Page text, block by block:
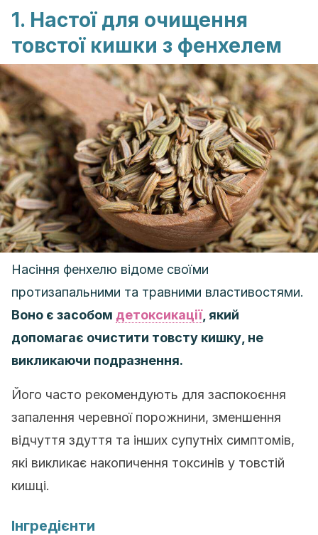
1. Настої для очищення
товстої кишки з фенхелем
Насіння фенхелю відоме своїми
протизапальними та травними властивостями.
Воно є засобом детоксикації, який
допомагає очистити товсту кишку, не
викликаючи подразнення.
Його часто рекомендують для заспокоєння
запалення черевної порожнини, зменшення
відчуття здуття та інших супутніх симптомів,
які викликає накопичення токсинів у товстій
кишці.
Інгредієнти